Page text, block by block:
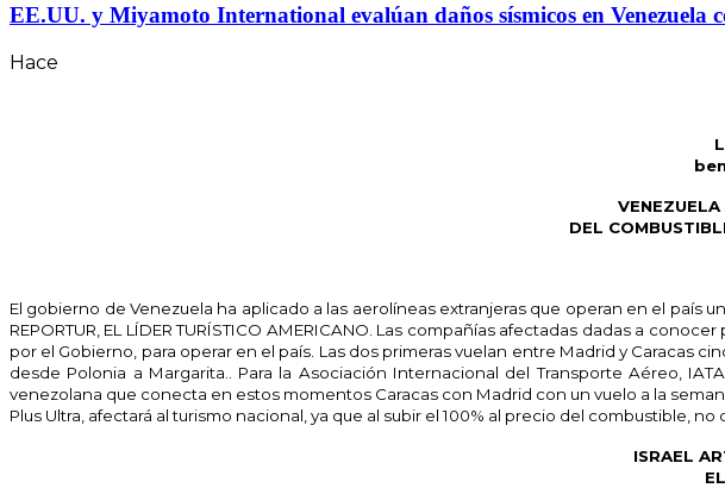
EE.UU. y Miyamoto International evalúan daños sísmicos en Venezuela
Hace
DEL
El gobierno de Venezuela ha aplicado a las aerolíneas extranjeras que operan en el
REPORTUR, EL LÍDER TURÍSTICO AMERICANO. Las compañías afectadas dadas a
por el Gobierno, para operar en el país. Las dos primeras vuelan entre Madrid y Caracas
desde Polonia a Margarita.. Para la Asociación Internacional del Transporte Aéreo,
venezolana que conecta en estos momentos Caracas con Madrid con un vuelo a la
Plus Ultra, afectará al turismo nacional, ya que al subir el 100% al precio del combustible,
ISRAEL